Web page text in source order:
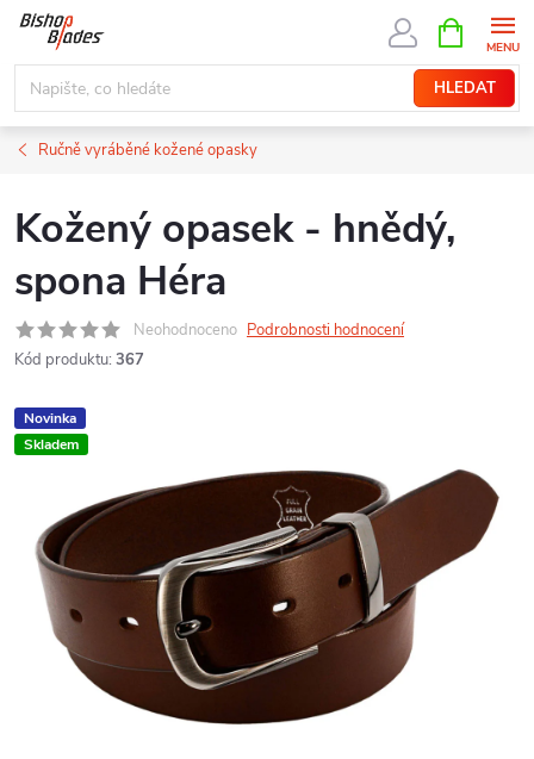
Přejít
obsah
HLEDAT
NÁKUPNÍ
KOŠÍK
Ručně vyráběné kožené opasky
Kožený opasek - hnědý,
spona Héra
Neohodnoceno Podrobnosti hodnocení
Kód produktu: 367
Novinka
Skladem